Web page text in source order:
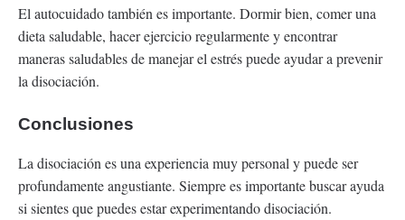
El autocuidado también es importante. Dormir bien, comer una
dieta saludable, hacer ejercicio regularmente y encontrar
maneras saludables de manejar el estrés puede ayudar a prevenir
la disociación.
Conclusiones
La disociación es una experiencia muy personal y puede ser
profundamente angustiante. Siempre es importante buscar ayuda
si sientes que puedes estar experimentando disociación.